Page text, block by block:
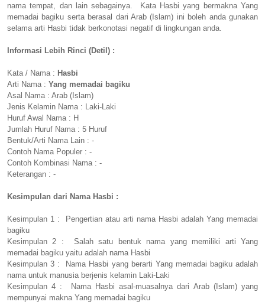
nama tempat, dan lain sebagainya. Kata Hasbi yang bermakna Yang
memadai bagiku serta berasal dari Arab (Islam) ini boleh anda gunakan
selama arti Hasbi tidak berkonotasi negatif di lingkungan anda.
Informasi Lebih Rinci (Detil) :
Kata / Nama : Hasbi
Arti Nama : Yang memadai bagiku
Asal Nama : Arab (Islam)
Jenis Kelamin Nama : Laki-Laki
Huruf Awal Nama : H
Jumlah Huruf Nama : 5 Huruf
Bentuk/Arti Nama Lain : -
Contoh Nama Populer : -
Contoh Kombinasi Nama : -
Keterangan : -
Kesimpulan dari Nama Hasbi :
Kesimpulan 1 : Pengertian atau arti nama Hasbi adalah Yang memadai
bagiku
Kesimpulan 2 : Salah satu bentuk nama yang memiliki arti Yang
memadai bagiku yaitu adalah nama Hasbi
Kesimpulan 3 : Nama Hasbi yang berarti Yang memadai bagiku adalah
nama untuk manusia berjenis kelamin Laki-Laki
Kesimpulan 4 : Nama Hasbi asal-muasalnya dari Arab (Islam) yang
mempunyai makna Yang memadai bagiku